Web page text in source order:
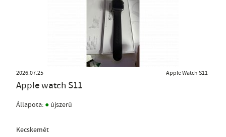
2026.07.25 Apple Watch S11
Apple watch S11
Állapota: ● újszerű
Kecskemét